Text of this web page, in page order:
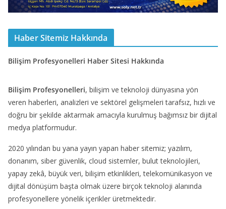
Haber Sitemiz Hakkında
Bilişim Profesyonelleri Haber Sitesi Hakkında
Bilişim Profesyonelleri, bilişim ve teknoloji dünyasına yön
veren haberleri, analizleri ve sektörel gelişmeleri tarafsız, hızlı ve
doğru bir şekilde aktarmak amacıyla kurulmuş bağımsız bir dijital
medya platformudur.
2020 yılından bu yana yayın yapan haber sitemiz; yazılım,
donanım, siber güvenlik, cloud sistemler, bulut teknolojileri,
yapay zekâ, büyük veri, bilişim etkinlikleri, telekomünikasyon ve
dijital dönüşüm başta olmak üzere birçok teknoloji alanında
profesyonellere yönelik içerikler üretmektedir.